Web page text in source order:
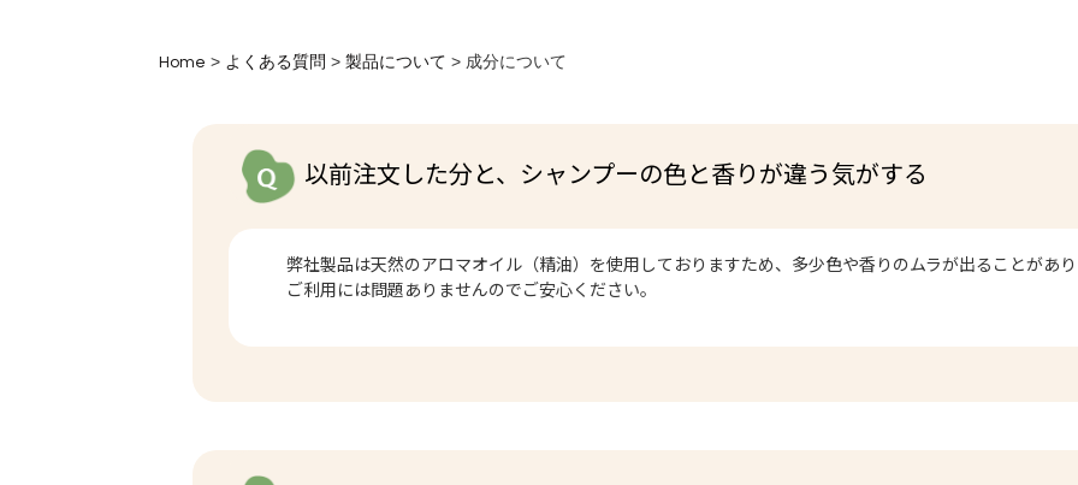
Home > よくある質問 > 製品について > 成分について
以前注文した分と、シャンプーの色と香りが違う気がする
弊社製品は天然のアロマオイル（精油）を使用しておりますため、多少色や香りのムラが出ることがあり
ご利用には問題ありませんのでご安心ください。